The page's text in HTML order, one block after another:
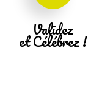
Validez
et Célébrez !